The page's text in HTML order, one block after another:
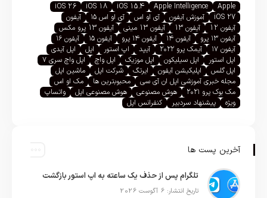
Apple
Apple Intelligence
iOS 15.4
iOS 18
iOS 26
iOS 27
آموزش آیفون آی او اس آی او اس ۱۵
آیفون
آیفون 12
آیفون 13 آیفون 13 مینی
آیفون 13 پرو مکس
آیفون ۱۳ پرو
آیفون ۱۴ آیفون ۱۴ پرو آیفون ۱۵
آیفون ۱۶
آیفون ۱۷
آیمک پرو ۲۰۲۲ آیپد اپ استور اپل
اپل آیدی
اپل استور
اپل سیلیکون اپل موزیک اپل واچ
اپل واچ سری ۷
اپل گلس
اپلیکیشن آیفون ایرتگ شرکت اپل
ماشین اپل
مجله خبری آموزشی اپل ان آی سی
محبوبترین ها
مک او اس
مک بوک پرو ۲۰۲۱
هوش مصنوعی هوش مصنوعی اپل
واتساپ
ویژه
پیشنهاد سردبیر کنفرانس اپل
آخرین پست ها
تلگرام پس از حذف یک ساعته به اپ استور بازگشت
تاریخ انتشار: 6 آگوست 2026